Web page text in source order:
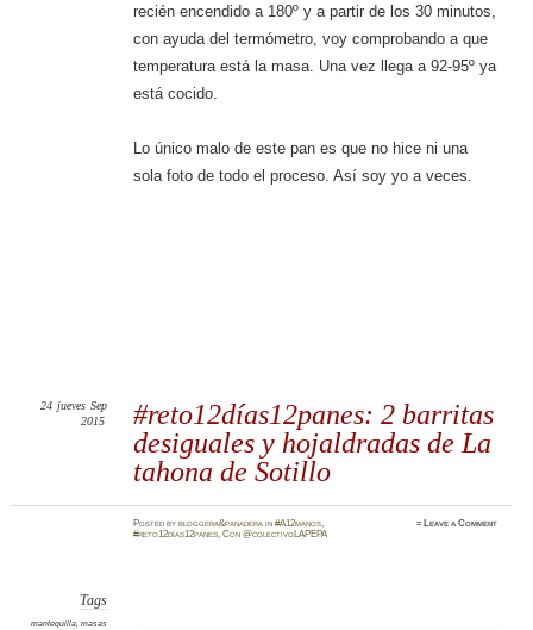
recién encendido a 180º y a partir de los 30 minutos,
con ayuda del termómetro, voy comprobando a que
temperatura está la masa. Una vez llega a 92-95º ya
está cocido.
Lo único malo de este pan es que no hice ni una
sola foto de todo el proceso. Así soy yo a veces.
#reto12días12panes: 2 barritas
desiguales y hojaldradas de La
tahona de Sotillo
24 jueves Sep
2015
Postedbybloggera&panadera in#A12manos
#reto12días12panes ,Con @colectivoLAPEPA
≈Leave a Comment
Tags
mantequilla, masas